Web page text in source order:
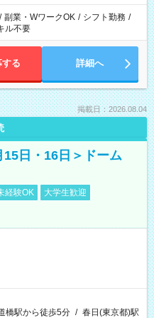
/ 副業・WワークOK / シフト勤務 /
ル不要
する 詳細へ
掲載日：2026.08.04
日・16日＞ドーム
経験OK
大学生歓迎
橋駅から徒歩5分 / 春日(東京都)駅